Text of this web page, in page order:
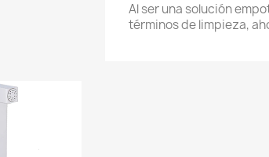
Al ser una solución
términos de limpieza,